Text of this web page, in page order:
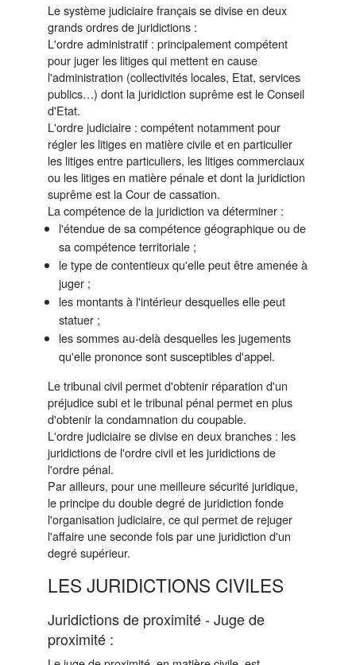
Le système judiciaire français se divise en deux
grands ordres de juridictions :
L'ordre administratif : principalement compétent
pour juger les litiges qui mettent en cause
l'administration (collectivités locales, Etat, services
publics…) dont la juridiction suprême est le Conseil
d'Etat.
L'ordre judiciaire : compétent notamment pour
régler les litiges en matière civile et en particulier
les litiges entre particuliers, les litiges commerciaux
ou les litiges en matière pénale et dont la juridiction
suprême est la Cour de cassation.
La compétence de la juridiction va déterminer :
l'étendue de sa compétence géographique ou de
sa compétence territoriale ;
le type de contentieux qu'elle peut être amenée à
juger ;
les montants à l'intérieur desquelles elle peut
statuer ;
les sommes au-delà desquelles les jugements
qu'elle prononce sont susceptibles d'appel.
Le tribunal civil permet d'obtenir réparation d'un
préjudice subi et le tribunal pénal permet en plus
d'obtenir la condamnation du coupable.
L'ordre judiciaire se divise en deux branches : les
juridictions de l'ordre civil et les juridictions de
l'ordre pénal.
Par ailleurs, pour une meilleure sécurité juridique,
le principe du double degré de juridiction fonde
l'organisation judiciaire, ce qui permet de rejuger
l'affaire une seconde fois par une juridiction d'un
degré supérieur.
LES JURIDICTIONS CIVILES
Juridictions de proximité - Juge de
proximité :